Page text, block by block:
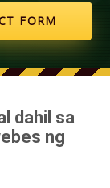
FORM
dahil sa
ng